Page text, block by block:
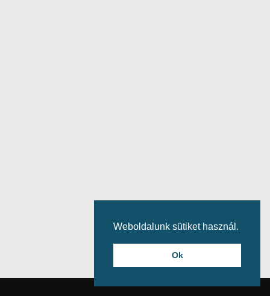
Weboldalunk sütiket használ.
Ok